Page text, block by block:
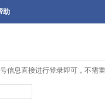
助
信息直接进行登录即可，不需